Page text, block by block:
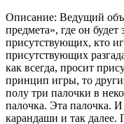
Описание: Ведущий
предмета», где он будет
присутствующих, кто
присутствующих
как всегда, просит
принцип игры, то
полу три палочки в
палочка. Эта палочка.
карандаши и так далее.